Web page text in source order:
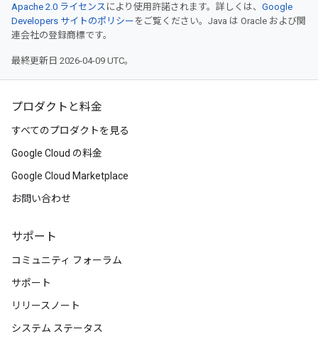
Apache 2.0 ライセンス により使用許諾されます。詳しくは、 Google
Developers サイトのポリシー をご覧ください。Java は Oracle および関
連会社の登録商標です。
最終更新日 2026-04-09 UTC。
プロダクトと料金
すべてのプロダクトを見る
Google Cloud の料金
Google Cloud Marketplace
お問い合わせ
サポート
コミュニティ フォーラム
サポート
リリースノート
システム ステータス